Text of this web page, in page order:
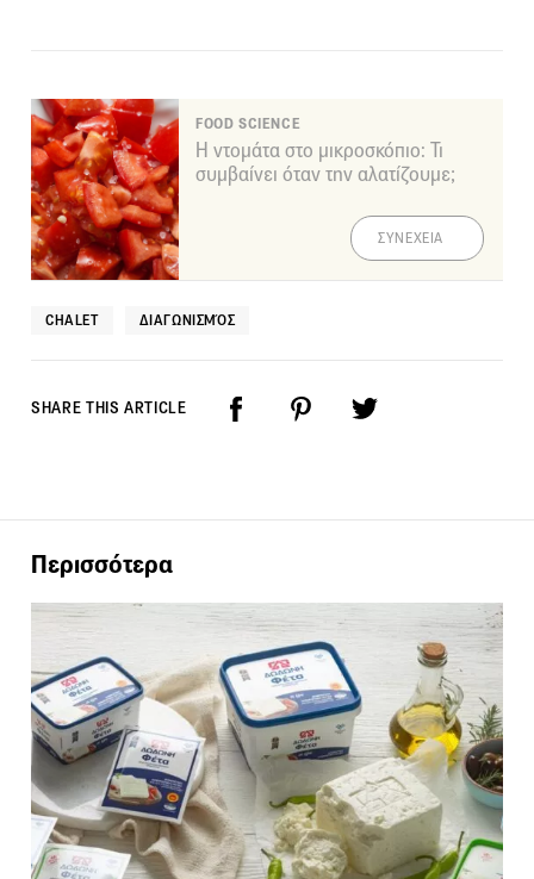
FOOD SCIENCE
Η ντομάτα στο μικροσκόπιο: Τι
συμβαίνει όταν την αλατίζουμε;
ΣΥΝΕΧΕΙΑ
CHALET ΔΙΑΓΩΝΙΣΜΌΣ
SHARE THIS ARTICLE
Περισσότερα